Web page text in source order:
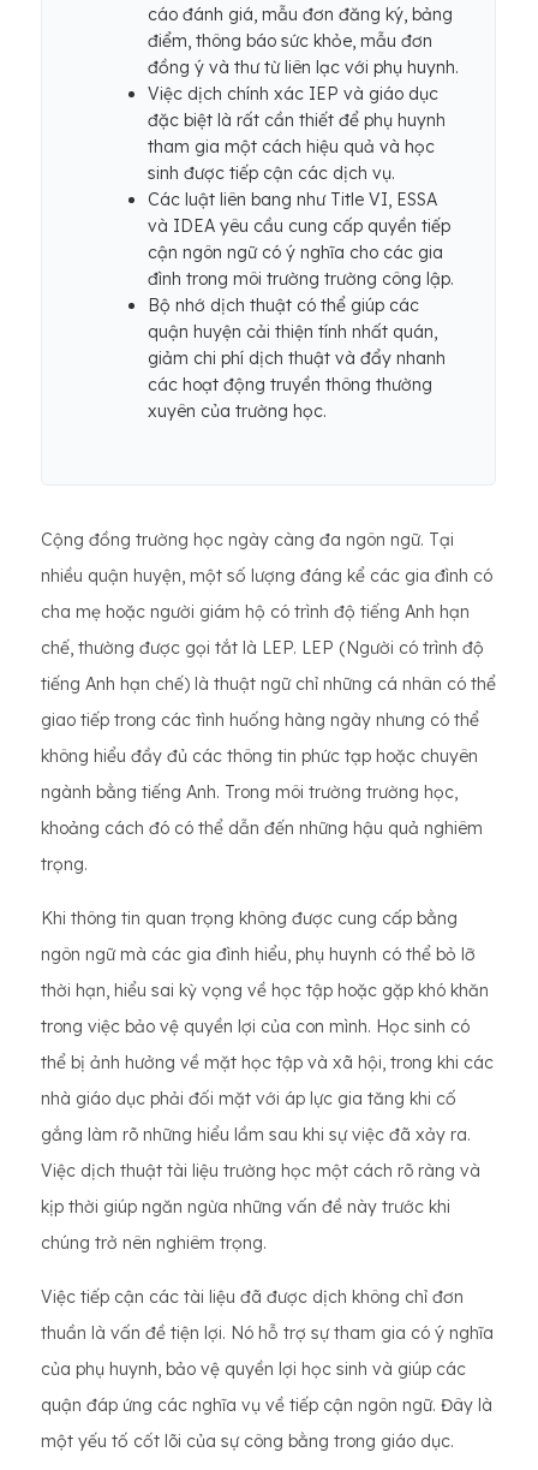
cáo đánh giá, mẫu đơn đăng ký, bảng
điểm, thông báo sức khỏe, mẫu đơn
đồng ý và thư từ liên lạc với phụ huynh.
Việc dịch chính xác IEP và giáo dục
đặc biệt là rất cần thiết để phụ huynh
tham gia một cách hiệu quả và học
sinh được tiếp cận các dịch vụ.
Các luật liên bang như Title VI, ESSA
và IDEA yêu cầu cung cấp quyền tiếp
cận ngôn ngữ có ý nghĩa cho các gia
đình trong môi trường trường công lập.
Bộ nhớ dịch thuật có thể giúp các
quận huyện cải thiện tính nhất quán,
giảm chi phí dịch thuật và đẩy nhanh
các hoạt động truyền thông thường
xuyên của trường học.
Cộng đồng trường học ngày càng đa ngôn ngữ. Tại
nhiều quận huyện, một số lượng đáng kể các gia đình có
cha mẹ hoặc người giám hộ có trình độ tiếng Anh hạn
chế, thường được gọi tắt là LEP. LEP (Người có trình độ
tiếng Anh hạn chế) là thuật ngữ chỉ những cá nhân có thể
giao tiếp trong các tình huống hàng ngày nhưng có thể
không hiểu đầy đủ các thông tin phức tạp hoặc chuyên
ngành bằng tiếng Anh. Trong môi trường trường học,
khoảng cách đó có thể dẫn đến những hậu quả nghiêm
trọng.
Khi thông tin quan trọng không được cung cấp bằng
ngôn ngữ mà các gia đình hiểu, phụ huynh có thể bỏ lỡ
thời hạn, hiểu sai kỳ vọng về học tập hoặc gặp khó khăn
trong việc bảo vệ quyền lợi của con mình. Học sinh có
thể bị ảnh hưởng về mặt học tập và xã hội, trong khi các
nhà giáo dục phải đối mặt với áp lực gia tăng khi cố
gắng làm rõ những hiểu lầm sau khi sự việc đã xảy ra.
Việc dịch thuật tài liệu trường học một cách rõ ràng và
kịp thời giúp ngăn ngừa những vấn đề này trước khi
chúng trở nên nghiêm trọng.
Việc tiếp cận các tài liệu đã được dịch không chỉ đơn
thuần là vấn đề tiện lợi. Nó hỗ trợ sự tham gia có ý nghĩa
của phụ huynh, bảo vệ quyền lợi học sinh và giúp các
quận đáp ứng các nghĩa vụ về tiếp cận ngôn ngữ. Đây là
một yếu tố cốt lõi của sự công bằng trong giáo dục.